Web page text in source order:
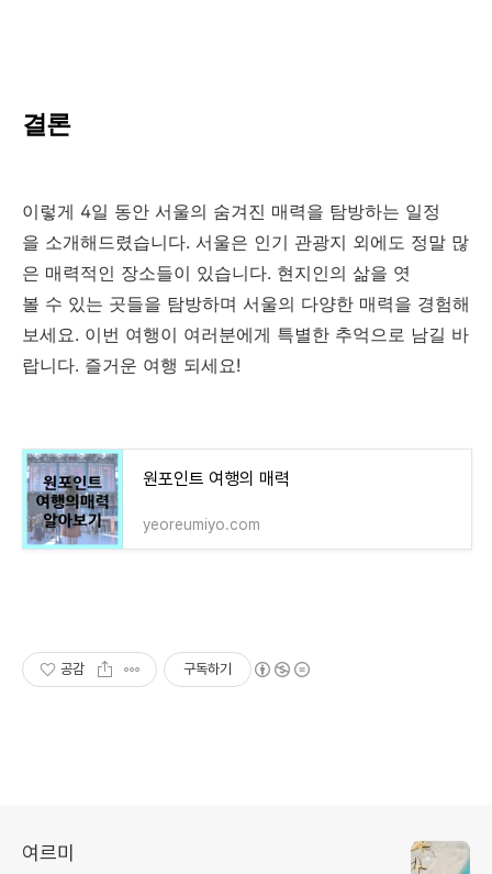
결론
이렇게 4일 동안 서울의 숨겨진 매력을 탐방하는 일정
을 소개해드렸습니다. 서울은 인기 관광지 외에도 정말 많
은 매력적인 장소들이 있습니다. 현지인의 삶을 엿
볼 수 있는 곳들을 탐방하며 서울의 다양한 매력을 경험해
보세요. 이번 여행이 여러분에게 특별한 추억으로 남길 바
랍니다. 즐거운 여행 되세요!
원포인트 여행의 매력
yeoreumiyo.com
공감 구독하기
여르미